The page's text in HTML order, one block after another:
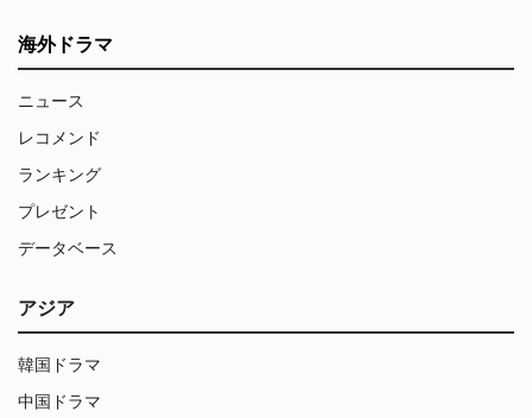
海外ドラマ
ニュース
レコメンド
ランキング
プレゼント
データベース
アジア
韓国ドラマ
中国ドラマ